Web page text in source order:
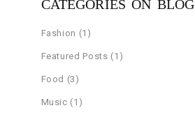
CATEGORIES ON BLOG
Fashion (1)
Featured Posts (1)
Food (3)
Music (1)